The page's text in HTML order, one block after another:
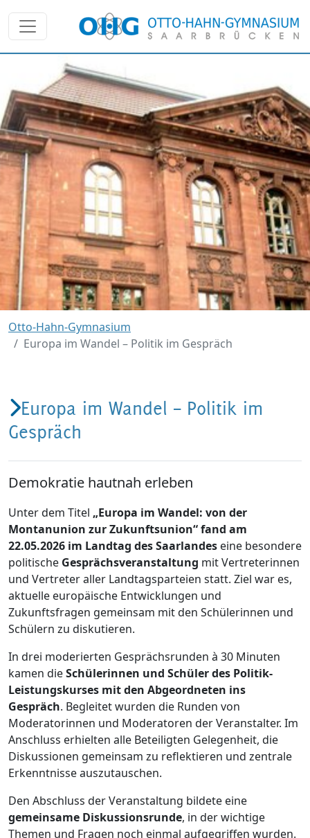
Otto-Hahn-Gymnasium
Europa im Wandel – Politik im Gespräch
Europa im Wandel – Politik im
Gespräch
Demokratie hautnah erleben
Unter dem Titel „Europa im Wandel: von der
Montanunion zur Zukunftsunion“ fand am
22.05.2026 im Landtag des Saarlandes eine besondere
politische Gesprächsveranstaltung mit Vertreterinnen
und Vertreter aller Landtagsparteien statt. Ziel war es,
aktuelle europäische Entwicklungen und
Zukunftsfragen gemeinsam mit den Schülerinnen und
Schülern zu diskutieren.
In drei moderierten Gesprächsrunden à 30 Minuten
kamen dieSchülerinnen und Schüler des Politik-
Leistungskurses mit den Abgeordneten ins
Gespräch. Begleitet wurden die Runden von
Moderatorinnen und Moderatoren der Veranstalter. Im
Anschluss erhielten alle Beteiligten Gelegenheit, die
Diskussionen gemeinsam zu reflektieren und zentrale
Erkenntnisse auszutauschen.
Den Abschluss der Veranstaltung bildete eine
gemeinsame Diskussionsrunde, in der wichtige
Themen und Fragen noch einmal aufgegriffen wurden.